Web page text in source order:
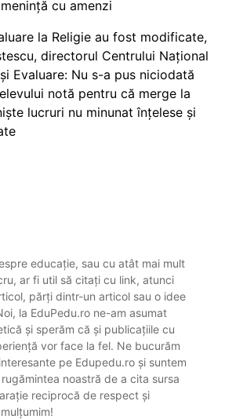
cu amenzi
la Religie au fost modificate,
directorul Centrului Național
Evaluare: Nu s-a pus niciodată
notă pentru că merge la
lucruri nu minunat înțelese și
educație, sau cu atât mai mult
ar fi util să citați cu link, atunci
părți dintr-un articol sau o idee
la EduPedu.ro ne-am asumat
și sperăm că și publicațiile cu
vor face la fel. Ne bucurăm
pe Edupedu.ro și suntem
noastră de a cita sursa
reciprocă de respect și